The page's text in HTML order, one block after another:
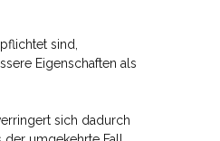
sind,
Eigenschaften als
sich dadurch